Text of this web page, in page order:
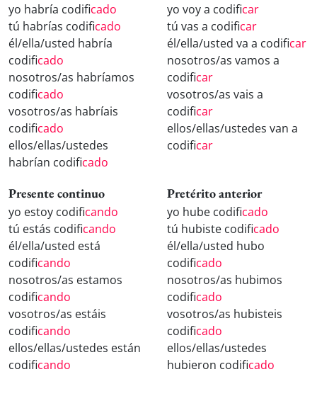
yo habría codificado
tú habrías codificado
él/ella/usted habría
codificado
nosotros/as habríamos
codificado
vosotros/as habríais
codificado
ellos/ellas/ustedes
habrían codificado
yo voy a codificar
tú vas a codificar
él/ella/usted va a codificar
nosotros/as vamos a
codificar
vosotros/as vais a
codificar
ellos/ellas/ustedes van a
codificar
Presente continuo
yo estoy codificando
tú estás codificando
él/ella/usted está
codificando
nosotros/as estamos
codificando
vosotros/as estáis
codificando
ellos/ellas/ustedes están
codificando
Pretérito anterior
yo hube codificado
tú hubiste codificado
él/ella/usted hubo
codificado
nosotros/as hubimos
codificado
vosotros/as hubisteis
codificado
ellos/ellas/ustedes
hubieron codificado